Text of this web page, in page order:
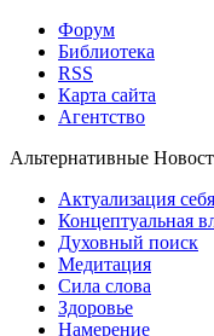
Форум
Библиотека
RSS
Карта сайта
Агентство
Альтернативные
Актуализация себя
Концептуальная
Духовный поиск
Медитация
Сила слова
Здоровье
Намерение